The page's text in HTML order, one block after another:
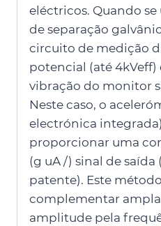
eléctricos. Quando
de separação
circuito de medição
potencial (até
vibração do monitor
Neste caso, o
electrónica
proporcionar uma
(g uA /) sinal de saída
patente). Este
complementar
amplitude pela